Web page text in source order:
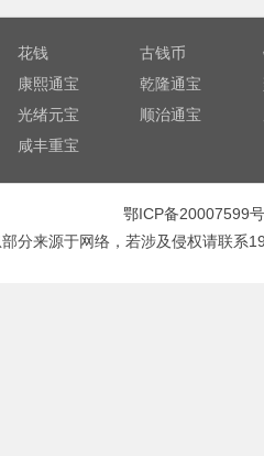
花钱 古钱币
康熙通宝
乾隆通宝
光绪元宝
顺治通宝
咸丰重宝
鄂ICP备20007599
分来源于网络，若涉及侵权请联系